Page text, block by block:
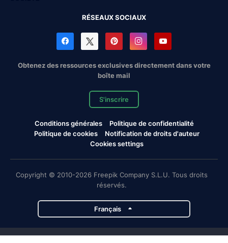
RÉSEAUX SOCIAUX
Obtenez des ressources exclusives directement dans votre
boîte mail
S'inscrire
Conditions générales
Politique de confidentialité
Politique de cookies
Notification de droits d'auteur
Cookies settings
Copyright © 2010-2026 Freepik Company S.L.U. Tous droits
réservés.
Français